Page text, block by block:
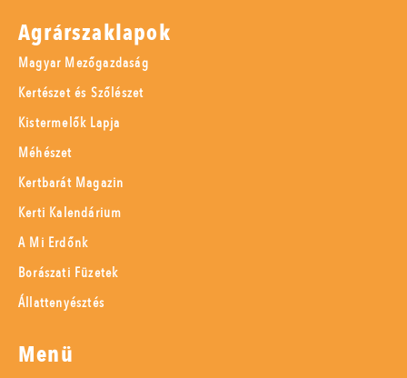
Agrárszaklapok
Magyar Mezőgazdaság
Kertészet és Szőlészet
Kistermelők Lapja
Méhészet
Kertbarát Magazin
Kerti Kalendárium
A Mi Erdőnk
Borászati Füzetek
Állattenyésztés
Menü